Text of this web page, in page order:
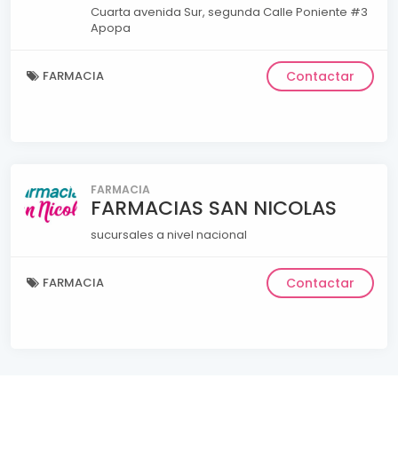
Cuarta avenida Sur, segunda Calle Poniente #3
Apopa
FARMACIA Contactar
FARMACIA
FARMACIAS SAN NICOLAS
sucursales a nivel nacional
FARMACIA Contactar